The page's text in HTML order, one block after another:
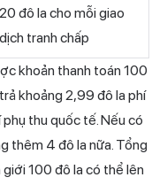
20 đô la cho mỗi giao
dịch tranh chấp
khoản thanh toán 100
khoảng 2,99 đô la phí
thu quốc tế. Nếu có
thêm 4 đô la nữa. Tổng
100 đô la có thể lên